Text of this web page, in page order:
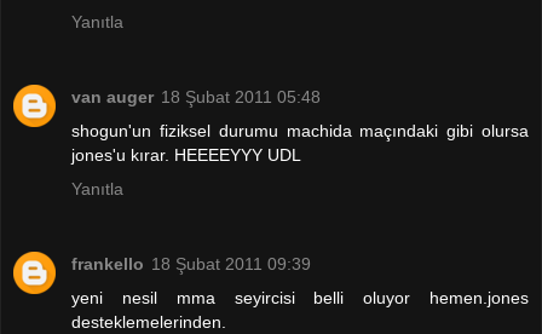
Yanıtla
van auger 18 Şubat 2011 05:48
shogun'un fiziksel durumu machida maçındaki gibi olursa
jones'u kırar. HEEEEYYY UDL
Yanıtla
frankello 18 Şubat 2011 09:39
yeni nesil mma seyircisi belli oluyor hemen.jones
desteklemelerinden.